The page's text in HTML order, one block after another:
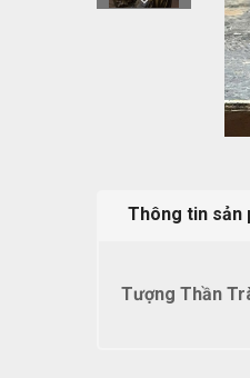
Thông tin sản
Tượng Thần